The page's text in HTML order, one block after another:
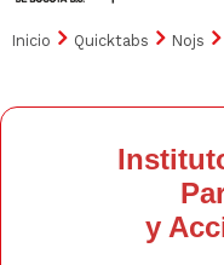
Inicio Quicktabs Nojs
y